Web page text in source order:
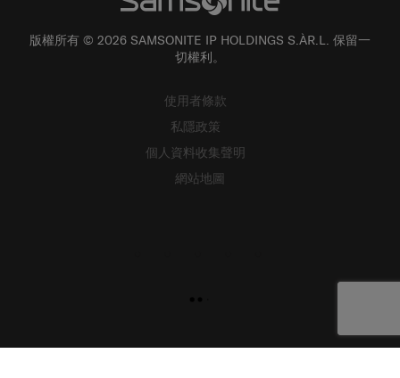
切權利。
私隱政策
個人資料收集聲明
網站地圖